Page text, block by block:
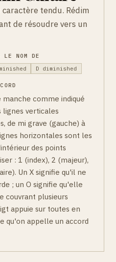
tendu. Rédim
de résoudre vers un
LE NOM DE
D diminished
comme indiqué
lignes verticales
de mi grave (gauche) à
horizontales sont les
des points
: 1 (index), 2 (majeur),
Un X signifie qu'il ne
; un O signifie qu'elle
couvrant plusieurs
appuie sur toutes en
qu'on appelle un accord